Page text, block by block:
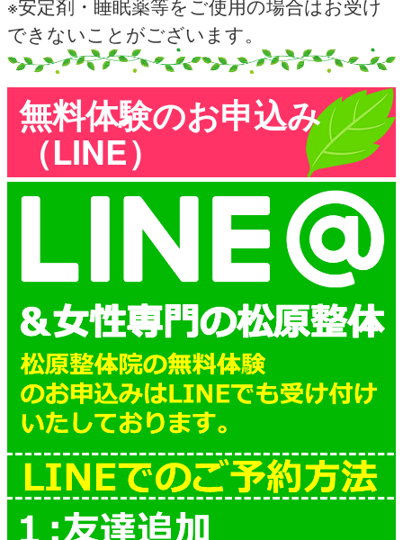
できないことがございます。
無料体験のお申込み
（LINE）